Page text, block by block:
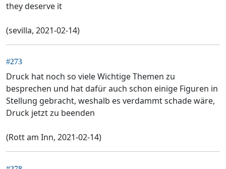
they deserve it
(sevilla, 2021-02-14)
#273
Druck hat noch so viele Wichtige Themen zu
besprechen und hat dafür auch schon einige Figuren in
Stellung gebracht, weshalb es verdammt schade wäre,
Druck jetzt zu beenden
(Rott am Inn, 2021-02-14)